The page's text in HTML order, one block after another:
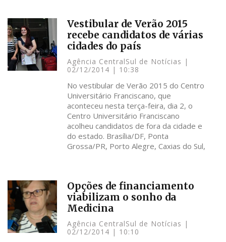
Vestibular de Verão 2015
recebe candidatos de várias
cidades do país
Agência CentralSul de Notícias
02/12/2014
10:38
No vestibular de Verão 2015 do Centro
Universitário Franciscano, que
aconteceu nesta terça-feira, dia 2, o
Centro Universitário Franciscano
acolheu candidatos de fora da cidade e
do estado. Brasília/DF, Ponta
Grossa/PR, Porto Alegre, Caxias do Sul,
Opções de financiamento
viabilizam o sonho da
Medicina
Agência CentralSul de Notícias
02/12/2014
10:10